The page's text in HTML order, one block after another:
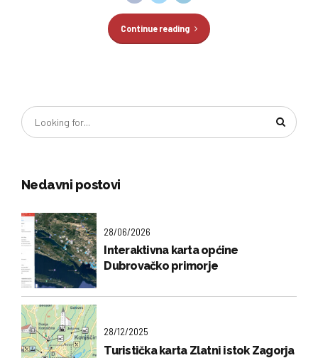
Continue reading
Nedavni postovi
28/06/2026
Interaktivna karta općine
Dubrovačko primorje
28/12/2025
Turistička karta Zlatni istok Zagorja